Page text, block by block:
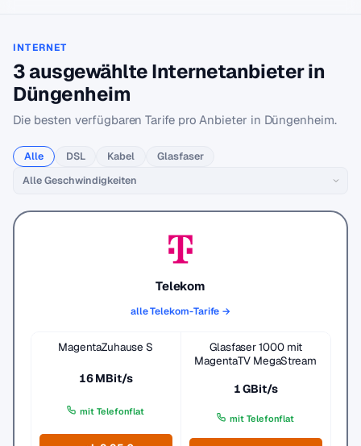
INTERNET
3 ausgewählte Internetanbieter in
Düngenheim
Die besten verfügbaren Tarife pro Anbieter in Düngenheim.
Alle DSL Kabel Glasfaser
Telekom
alle Telekom-Tarife →
MagentaZuhause S
16 MBit/s
mit Telefonflat
Glasfaser 1000 mit
MagentaTV MegaStream
1 GBit/s
mit Telefonflat